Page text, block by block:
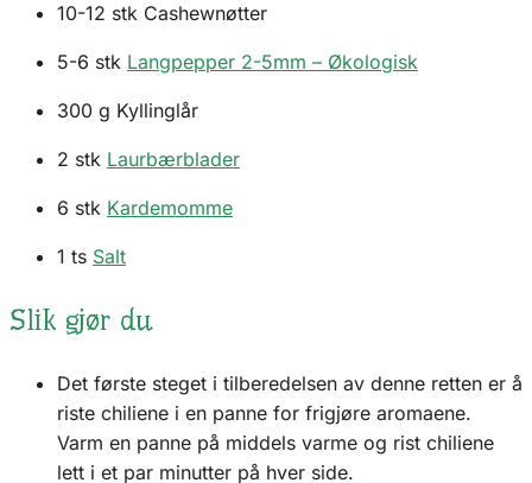
10-12 stk Cashewnøtter
5-6 stk Langpepper 2-5mm – Økologisk
300 g Kyllinglår
2 stk Laurbærblader
6 stk Kardemomme
1 ts Salt
Slik gjør du
Det første steget i tilberedelsen av denne retten er å
riste chiliene i en panne for frigjøre aromaene.
Varm en panne på middels varme og rist chiliene
lett i et par minutter på hver side.